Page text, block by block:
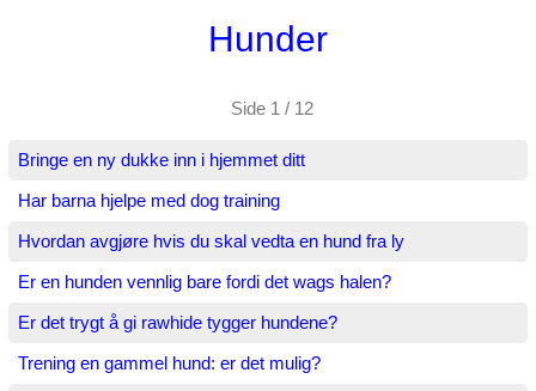
Hunder
Side 1 / 12
Bringe en ny dukke inn i hjemmet ditt
Har barna hjelpe med dog training
Hvordan avgjøre hvis du skal vedta en hund fra ly
Er en hunden vennlig bare fordi det wags halen?
Er det trygt å gi rawhide tygger hundene?
Trening en gammel hund: er det mulig?